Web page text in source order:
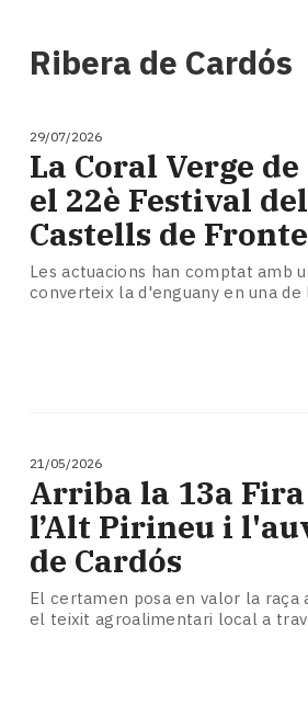
Cultura
tant!
TV
i
mitjans
El
temps
Reportatges
teva!
Subscriptors
La
newsletter
del
Pallars
Contingut
Ribera de Cardós
29/07/2026
La Coral Verge
el 22è Festival
Castells de
Les actuacions han comptat amb
converteix la d'enguany en una
21/05/2026
Arriba la 13a
l’Alt Pirineu i
de Cardós
El certamen posa en valor la raça
el teixit agroalimentari local a